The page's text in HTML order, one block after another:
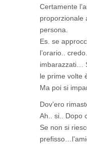
Certamente
proporzionale
persona.
Es. se
l’orario..
imbarazzati…
le prime volte
Ma poi si
Dov’ero
Ah.. si.. Dopo
Se non si